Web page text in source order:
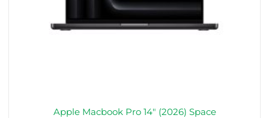
Apple Macbook Pro 14″ (2026) Space